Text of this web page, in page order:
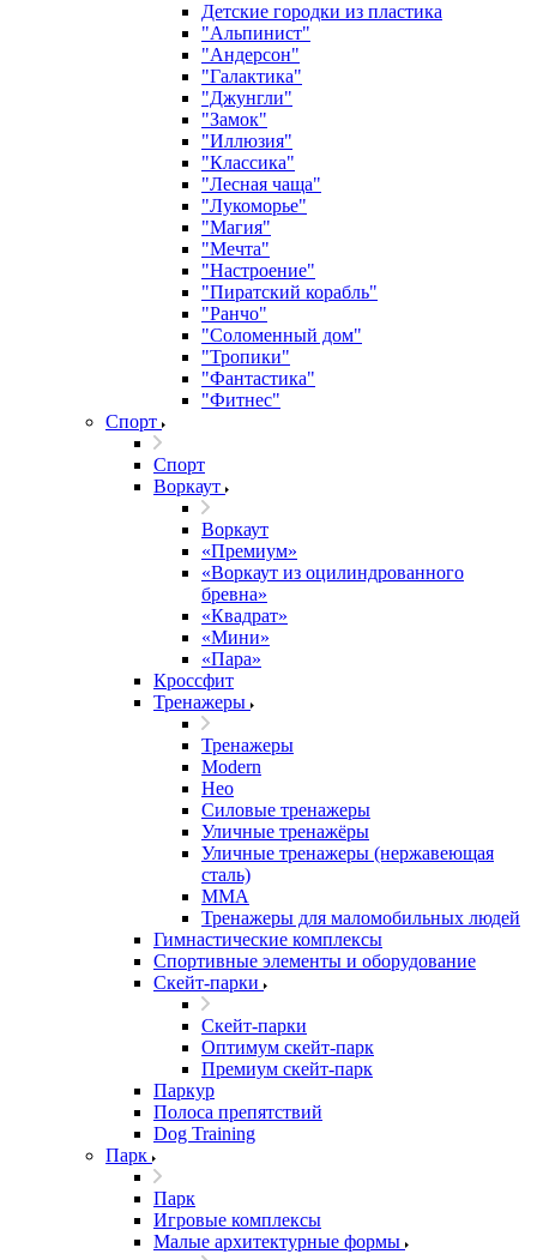
Детские городки из пластика
"Альпинист"
"Андерсон"
"Галактика"
"Джунгли"
"Замок"
"Иллюзия"
"Классика"
"Лесная чаща"
"Лукоморье"
"Магия"
"Мечта"
"Настроение"
"Пиратский корабль"
"Ранчо"
"Соломенный дом"
"Тропики"
"Фантастика"
"Фитнес"
Спорт
Спорт
Воркаут
Воркаут
«Премиум»
«Воркаут из оцилиндрованного
бревна»
«Квадрат»
«Мини»
«Пара»
Кроссфит
Тренажеры
Тренажеры
Modern
Нео
Силовые тренажеры
Уличные тренажёры
Уличные тренажеры (нержавеющая
сталь)
ММА
Тренажеры для маломобильных людей
Гимнастические комплексы
Спортивные элементы и оборудование
Скейт-парки
Скейт-парки
Оптимум скейт-парк
Премиум скейт-парк
Паркур
Полоса препятствий
Dog Training
Парк
Парк
Игровые комплексы
Малые архитектурные формы